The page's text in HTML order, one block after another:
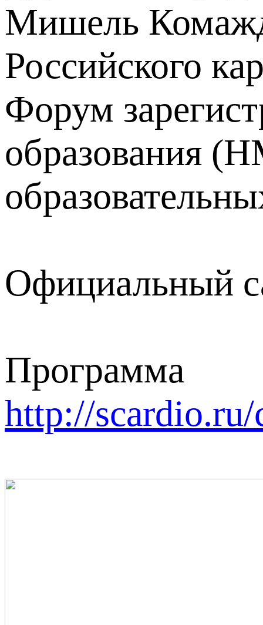
Mишель
Российского
Форум
образования
Официальный
Программа
http://